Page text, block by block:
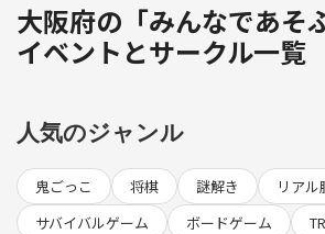
大阪府の「みんなであそ
イベントとサークル一覧
人気のジャンル
鬼ごっこ 将棋 謎解き
リア
サバイバルゲーム
ボードゲーム